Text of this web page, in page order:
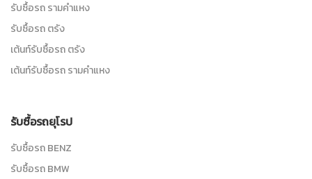
รับซื้อรถ รามคำแหง
รับซื้อรถ ตรัง
เต้นท์รับซื้อรถ ตรัง
เต้นท์รับซื้อรถ รามคำแหง
รับซื้อรถยุโรป
รับซื้อรถ BENZ
รับซื้อรถ BMW